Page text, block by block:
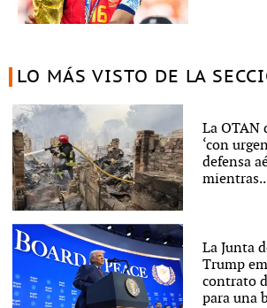
LO MÁS VISTO DE LA
La OTAN
‘con
defensa
La Junta
Trump
contrato
para una